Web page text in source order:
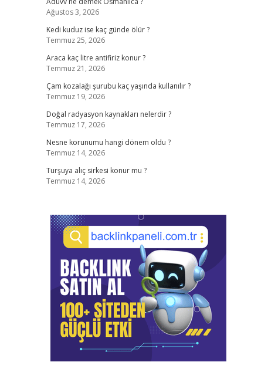
Ağustos 3, 2026
Kedi kuduz ise kaç günde ölür ?
Temmuz 25, 2026
Araca kaç litre antifiriz konur ?
Temmuz 21, 2026
Çam kozalağı şurubu kaç yaşında kullanılır ?
Temmuz 19, 2026
Doğal radyasyon kaynakları nelerdir ?
Temmuz 17, 2026
Nesne korunumu hangi dönem oldu ?
Temmuz 14, 2026
Turşuya alıç sirkesi konur mu ?
Temmuz 14, 2026